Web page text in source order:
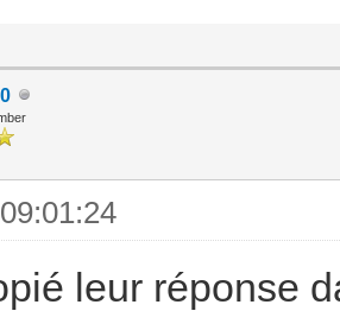
leur réponse